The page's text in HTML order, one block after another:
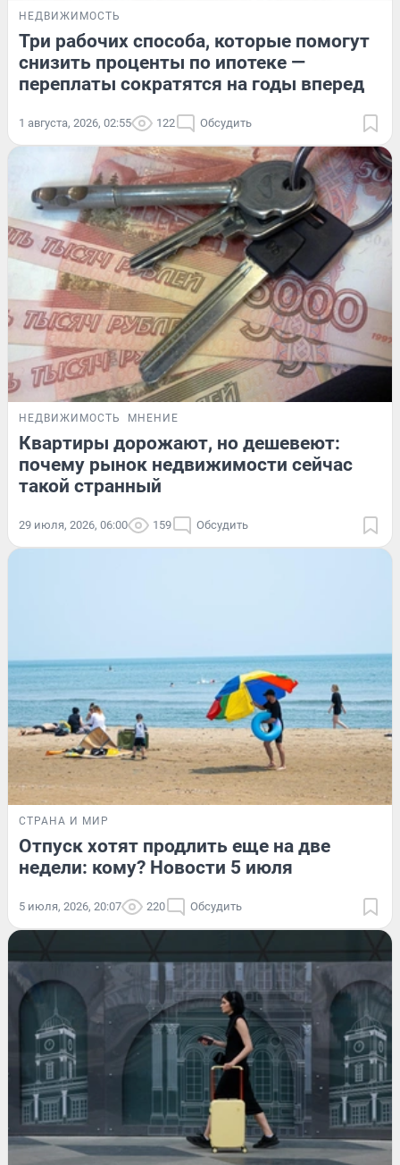
НЕДВИЖИМОСТЬ
Три рабочих способа, которые помогут
снизить проценты по ипотеке —
переплаты сократятся на годы вперед
1 августа, 2026, 02:55 122 Обсудить
НЕДВИЖИМОСТЬ МНЕНИЕ
Квартиры дорожают, но дешевеют:
почему рынок недвижимости сейчас
такой странный
29 июля, 2026, 06:00 159 Обсудить
СТРАНА И МИР
Отпуск хотят продлить еще на две
недели: кому? Новости 5 июля
5 июля, 2026, 20:07 220 Обсудить